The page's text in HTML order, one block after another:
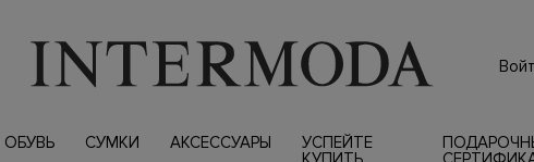
ОБУВЬ СУМКИ АКСЕССУАРЫ
УСПЕЙТЕ